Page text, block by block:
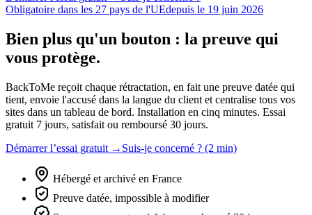
Obligatoire dans les 27 pays de l'UEdepuis le 19 juin 2026
Bien plus qu'un bouton : la preuve qui
vous protège.
BackToMe reçoit chaque rétractation, en fait une preuve datée qui
tient, envoie l'accusé dans la langue du client et centralise tous vos
sites dans un tableau de bord. Installation en cinq minutes. Essai
gratuit 7 jours, satisfait ou remboursé 30 jours.
Démarrer l’essai gratuit → Suis-je concerné ? (2 min)
Hébergé et archivé en France
Preuve datée, impossible à modifier